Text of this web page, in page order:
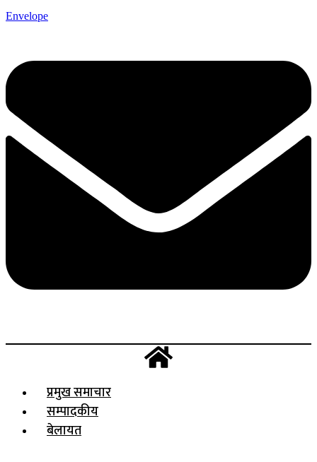
Envelope
प्रमुख समाचार
सम्पादकीय
बेलायत